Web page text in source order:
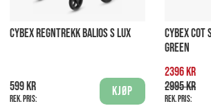
CYBEX REGNTREKK BALIOS S LUX
599 kr
Rek. pris:
Kjøp
CYBEX COT
GREEN
2396 kr
2995 kr
Rek. pris: